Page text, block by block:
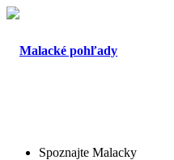
Spoznajte Malacky